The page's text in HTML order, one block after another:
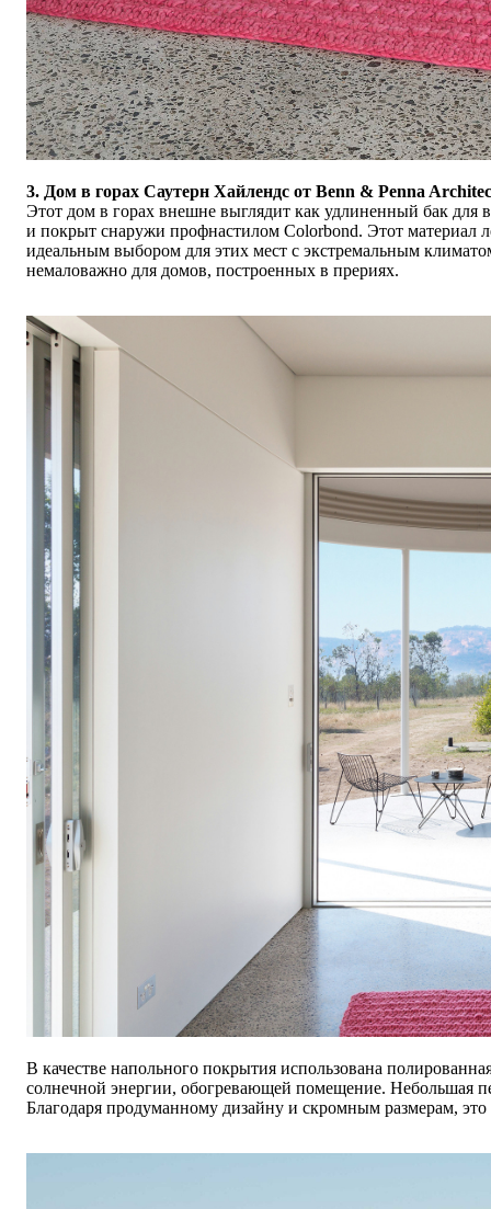
3. Дом в горах Саутерн Хайлендс от Benn & Penna
Этот дом в горах внешне выглядит как удлиненный бак для
и покрыт снаружи профнастилом Colorbond. Этот материал
идеальным выбором для этих мест с экстремальным
немаловажно для домов, построенных в прериях.
В качестве напольного покрытия использована
солнечной энергии, обогревающей помещение. Небольшая
Благодаря продуманному дизайну и скромным размерам,